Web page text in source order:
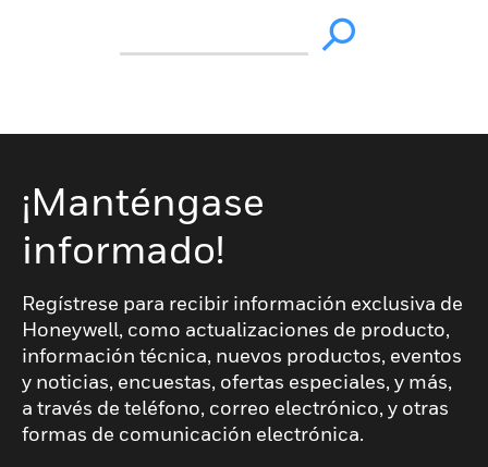
¡Manténgase
informado!
Regístrese para recibir información exclusiva de
Honeywell, como actualizaciones de producto,
información técnica, nuevos productos, eventos
y noticias, encuestas, ofertas especiales, y más,
a través de teléfono, correo electrónico, y otras
formas de comunicación electrónica.